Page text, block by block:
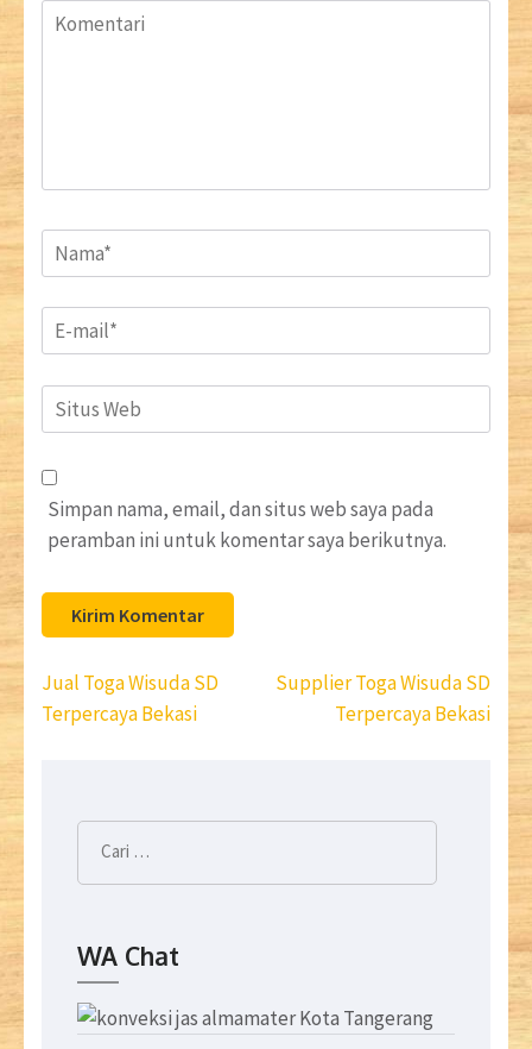
Komentari
Name*
Email*
Situs
Web
Simpan nama, email, dan situs web saya pada
peramban ini untuk komentar saya berikutnya.
Navigasi
pos
Jual Toga Wisuda SD
Terpercaya Bekasi
Supplier Toga Wisuda SD
Terpercaya Bekasi
Cari
untuk:
WA Chat